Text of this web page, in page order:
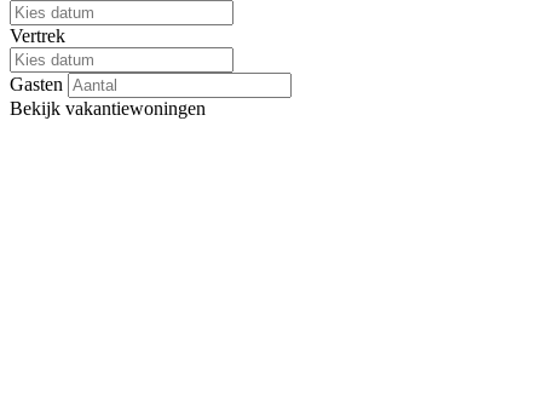
Vertrek
Gasten
Bekijk vakantiewoningen